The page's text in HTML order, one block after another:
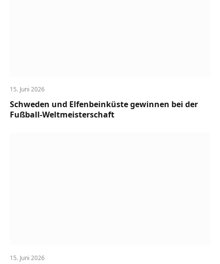
15. Juni 2026
Schweden und Elfenbeinküste gewinnen bei der
Fußball-Weltmeisterschaft
15. Juni 2026